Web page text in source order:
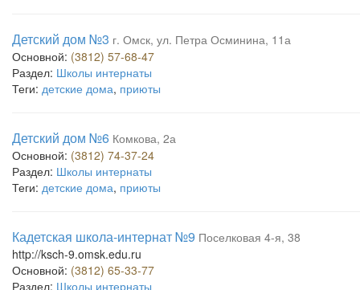
Детский дом №3 г. Омск, ул. Петра Осминина, 11а
Основной: (3812) 57-68-47
Раздел: Школы интернаты
Теги: детские дома, приюты
Детский дом №6 Комкова, 2а
Основной: (3812) 74-37-24
Раздел: Школы интернаты
Теги: детские дома, приюты
Кадетская школа-интернат №9 Поселковая 4-я, 38
http://ksch-9.omsk.edu.ru
Основной: (3812) 65-33-77
Раздел: Школы интернаты